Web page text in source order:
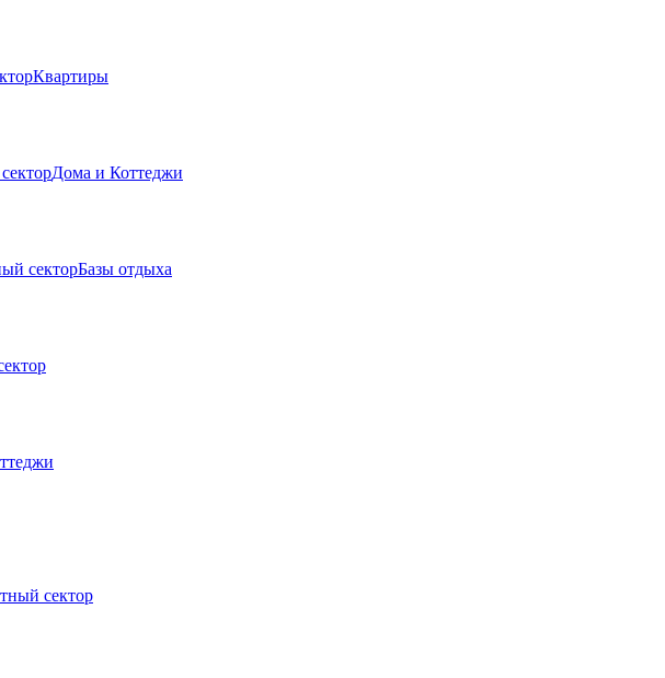
Квартиры
Дома и Коттеджи
секторБазы отдыха
сектор